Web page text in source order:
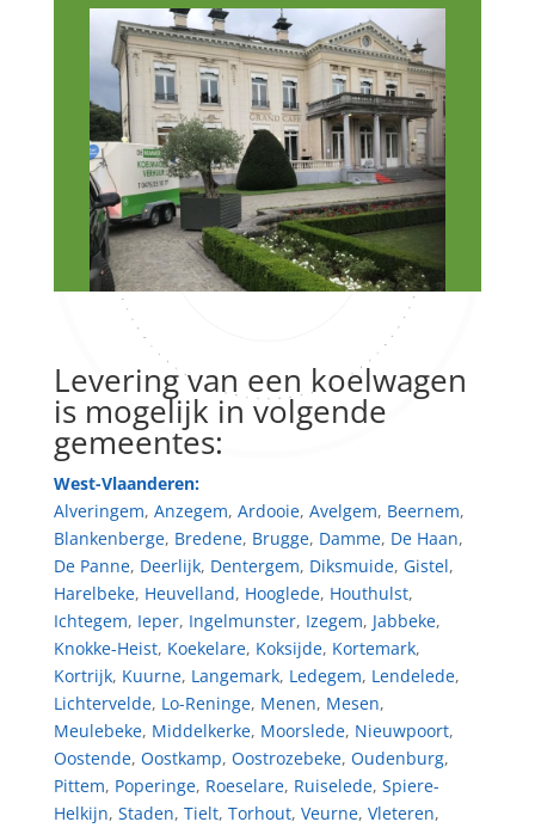
Levering van een koelwagen
is mogelijk in volgende
gemeentes:
West-Vlaanderen:
Alveringem, Anzegem, Ardooie, Avelgem, Beernem,
Blankenberge, Bredene, Brugge, Damme, De Haan,
De Panne, Deerlijk, Dentergem, Diksmuide, Gistel,
Harelbeke, Heuvelland, Hooglede, Houthulst,
Ichtegem, Ieper, Ingelmunster, Izegem, Jabbeke,
Knokke-Heist, Koekelare, Koksijde, Kortemark,
Kortrijk, Kuurne, Langemark, Ledegem, Lendelede,
Lichtervelde, Lo-Reninge, Menen, Mesen,
Meulebeke, Middelkerke, Moorslede, Nieuwpoort,
Oostende, Oostkamp, Oostrozebeke, Oudenburg,
Pittem, Poperinge, Roeselare, Ruiselede, Spiere-
Helkijn, Staden, Tielt, Torhout, Veurne, Vleteren,